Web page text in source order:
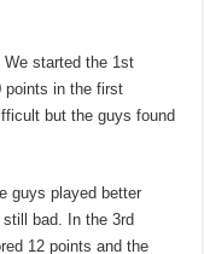
We started the 1st
points in the first
but the guys found
guys played better
bad. In the 3rd
12 points and the